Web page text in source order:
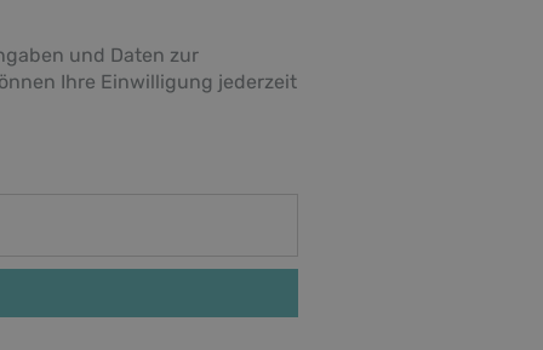
und Daten zur
Ihre Einwilligung jederzeit